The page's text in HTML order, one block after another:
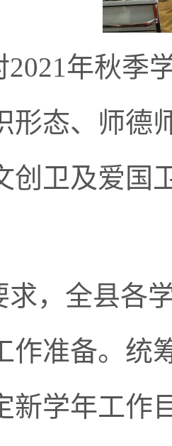
2021年秋季
形态、师德
创卫及爱国
求，全县各
作准备。统
新学年工作